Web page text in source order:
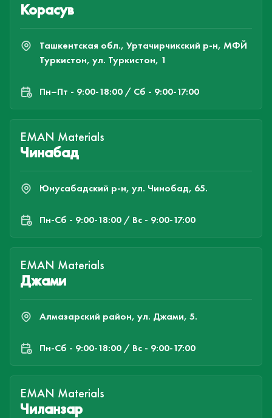
Корасув
Ташкентская обл., Уртачирчикский р-н, МФЙ
Туркистон, ул. Туркистон, 1
Пн–Пт - 9:00-18:00 / Сб - 9:00-17:00
EMAN Materials
Чинабад
Юнусабадский р-н, ул. Чинобад, 65.
Пн-Cб - 9:00-18:00 / Вс - 9:00-17:00
EMAN Materials
Джами
Алмазарский район, ул. Джами, 5.
Пн-Cб - 9:00-18:00 / Вс - 9:00-17:00
EMAN Materials
Чиланзар